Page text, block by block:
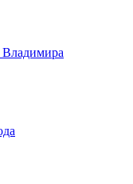
Владимира